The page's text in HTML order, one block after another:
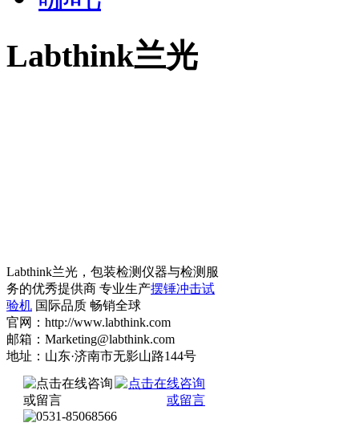
Labthink兰光
Labthink兰光，包装检测仪器与检测服
务的优秀提供商 专业生产摆锤冲击试
验机 国际品质 畅销全球
官网：http://www.labthink.com
邮箱：Marketing@labthink.com
地址：山东·济南市无影山路144号